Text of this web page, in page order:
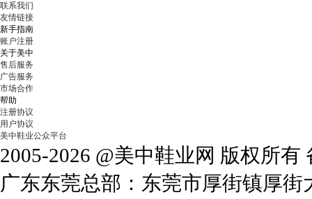
联系我们
友情链接
新手指南
账户注册
关于美中
售后服务
广告服务
市场合作
帮助
注册协议
用户协议
美中鞋业公众平台
2005-2026 @美中鞋业网 版权所有
广东东莞总部：东莞市厚街镇厚